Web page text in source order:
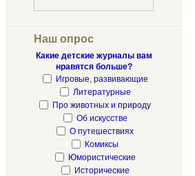
Наш опрос
Какие детские журналы вам
нравятся больше?
Игровые, развивающие
Литературные
Про животных и природу
Об искусстве
О путешествиях
Комиксы
Юмористические
Исторические